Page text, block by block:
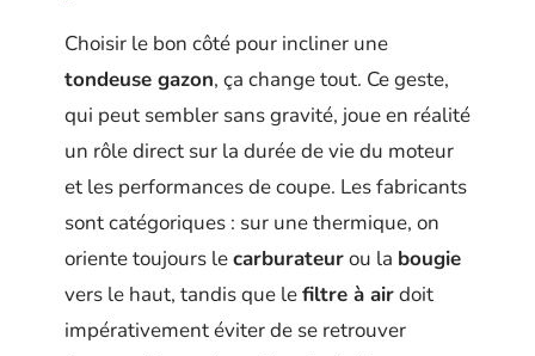
Choisir le bon côté pour incliner une
tondeuse gazon, ça change tout. Ce geste,
qui peut sembler sans gravité, joue en réalité
un rôle direct sur la durée de vie du moteur
et les performances de coupe. Les fabricants
sont catégoriques : sur une thermique, on
oriente toujours lecarburateurou la bougie
vers le haut, tandis que lefiltre à airdoit
impérativement éviter de se retrouver